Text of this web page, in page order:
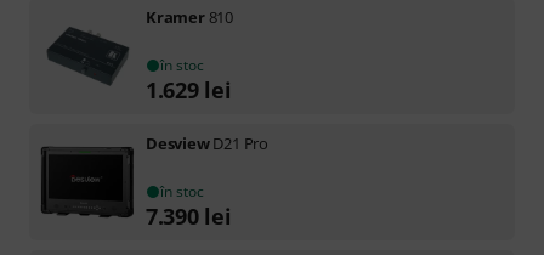
Kramer 810
în stoc
1.629 lei
DesviewD21 Pro
în stoc
7.390 lei